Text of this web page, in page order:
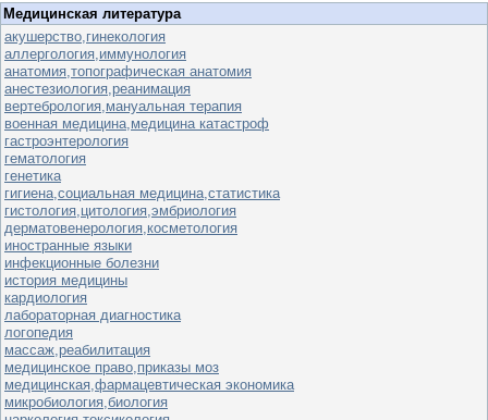
Медицинская литература
акушерство,гинекология
аллергология,иммунология
анатомия,топографическая анатомия
анестезиология,реанимация
вертебрология,мануальная терапия
военная медицина,медицина катастроф
гастроэнтерология
гематология
генетика
гигиена,социальная медицина,статистика
гистология,цитология,эмбриология
дерматовенерология,косметология
иностранные языки
инфекционные болезни
история медицины
кардиология
лабораторная диагностика
логопедия
массаж,реабилитация
медицинское право,приказы моз
медицинская,фармацевтическая экономика
микробиология,биология